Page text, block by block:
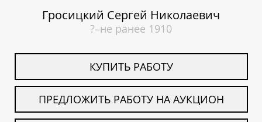
Гросицкий Сергей Николаевич
?–не ранее 1910
КУПИТЬ РАБОТУ
ПРЕДЛОЖИТЬ РАБОТУ НА АУКЦИОН